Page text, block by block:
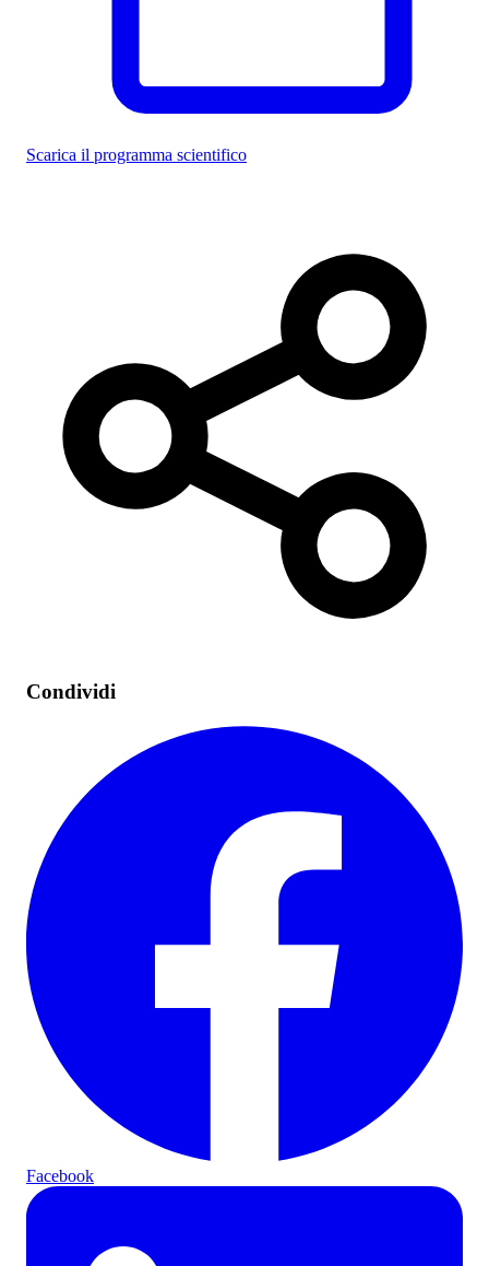
Scarica il programma scientifico
Condividi
Facebook